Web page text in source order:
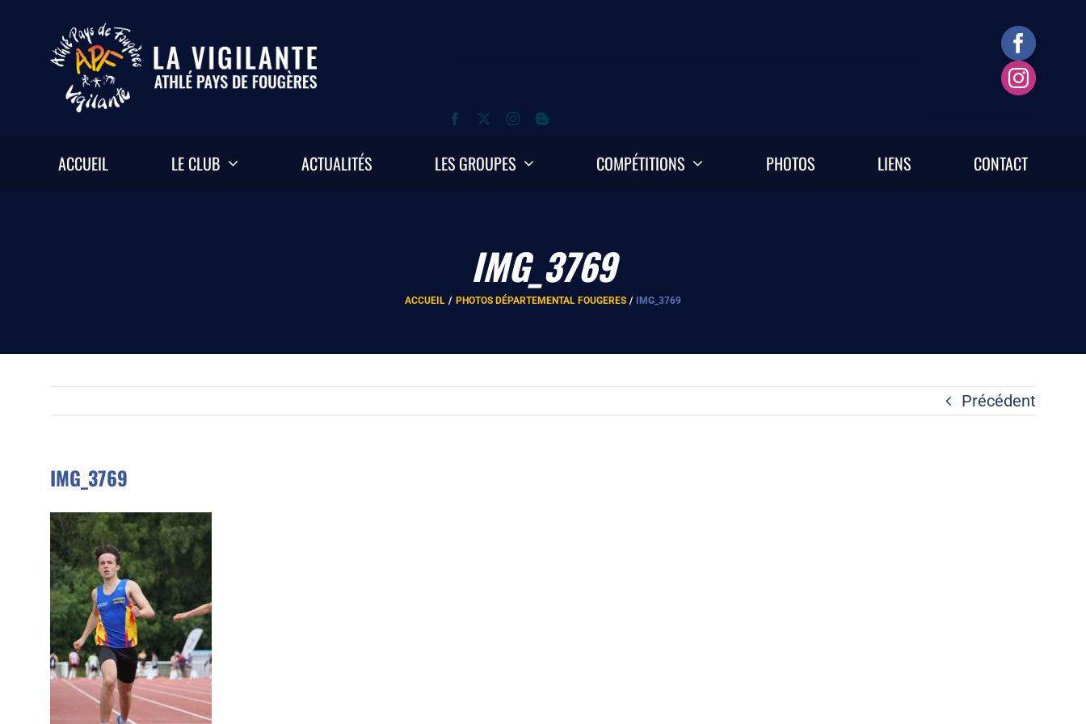
contenu
ACCUEIL LE CLUB ACTUALITÉS LES GROUPES COMPÉTITIONS PHOTOS LIENS CONTACT
IMG_3769
ACCUEIL PHOTOS DÉPARTEMENTAL FOUGERES IMG_3769
Précédent
IMG_3769